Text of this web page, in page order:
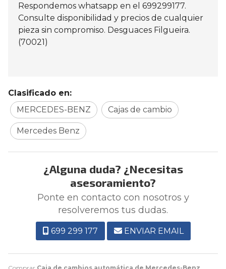
Respondemos whatsapp en el 699299177.
Consulte disponibilidad y precios de cualquier
pieza sin compromiso. Desguaces Filgueira.
(70021)
Clasificado en:
MERCEDES-BENZ
Cajas de cambio
Mercedes Benz
¿Alguna duda? ¿Necesitas
asesoramiento?
Ponte en contacto con nosotros y
resolveremos tus dudas.
699 299 177 ENVIAR EMAIL